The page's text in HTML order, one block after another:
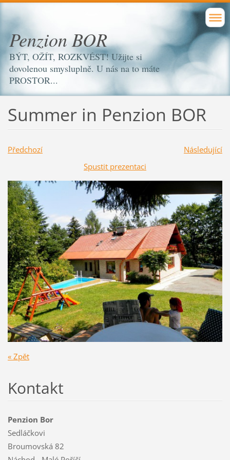
Penzion BOR
BÝT, OŽÍT, ROZKVÉST! Užijte si
dovolenou smysluplně. U nás na to máte
PROSTOR...
Summer in Penzion BOR
Předchozí
Následující
Spustit prezentaci
« Zpět
Kontakt
Penzion Bor
Sedláčkovi
Broumovská 82